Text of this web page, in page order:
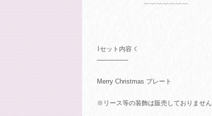
﹌﹌﹌﹌﹌﹌﹌
⌇セット内容 ☾
───────
Merry Christmas プレート
※リース等の装飾は販売しておりません